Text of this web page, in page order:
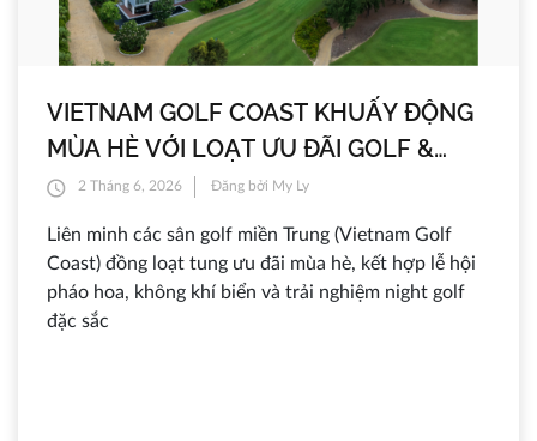
VIETNAM GOLF COAST KHUẤY ĐỘNG
MÙA HÈ VỚI LOẠT ƯU ĐÃI GOLF &
NGHỈ DƯỠNG
2 Tháng 6, 2026 Đăng bởi My Ly
Liên minh các sân golf miền Trung (Vietnam Golf
Coast) đồng loạt tung ưu đãi mùa hè, kết hợp lễ hội
pháo hoa, không khí biển và trải nghiệm night golf
đặc sắc